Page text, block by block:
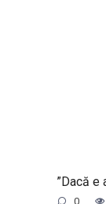
”Dacă e
0